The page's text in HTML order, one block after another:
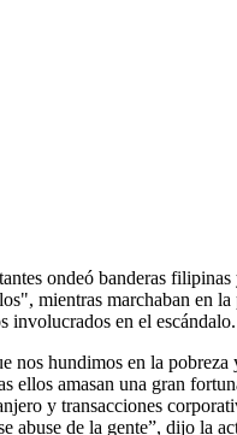
ondeó banderas
mientras marchaban en
involucrados en el escándalo.
nos hundimos en la pobreza
ellos amasan una gran
y transacciones
abuse de la gente”, dijo la